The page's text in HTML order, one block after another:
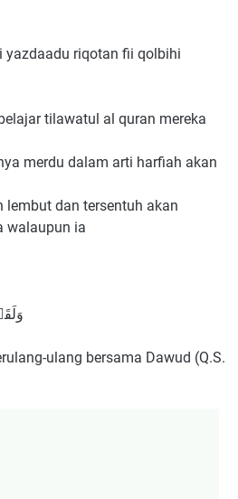
riqotan fii qolbihi
tilawatul al quran mereka
merdu dalam arti harfiah akan
lembut dan tersentuh akan
walaupun ia
ulang bersama Dawud (Q.S.